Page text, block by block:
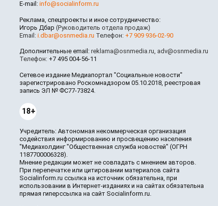
E-mail: info@socialinform.ru
Реклама, спецпроекты и иное сотрудничество:
Игорь Дбар (Руководитель отдела продаж)
Email: i.dbar@osnmedia.ru Телефон: +7 909 936-02-90
Дополнительные email: reklama@osnmedia.ru, adv@osnmedia.ru
Телефон: +7 495 004-56-11
Сетевое издание Медиапортал "Социальные новости"
зарегистрировано Роскомнадзором 05.10.2018, реестровая
запись ЭЛ № ФС77-73824.
18+
Учредитель: Автономная некоммерческая организация
содействия информированию и просвещению населения
"Медиахолдинг "Общественная служба новостей" (ОГРН
1187700006328).
Мнение редакции может не совпадать с мнением авторов.
При перепечатке или цитировании материалов сайта
Socialinform.ru ссылка на источник обязательна, при
использовании в Интернет-изданиях и на сайтах обязательна
прямая гиперссылка на сайт Socialinform.ru.